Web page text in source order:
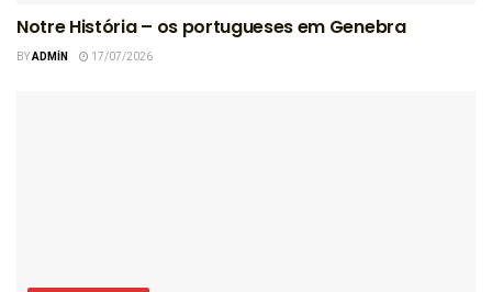
Notre História – os portugueses em Genebra
BYADMIN 17/07/2026